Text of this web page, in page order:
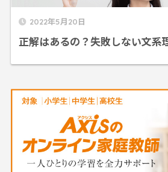
2022年5月20日
正解はあるの？失敗しない文系